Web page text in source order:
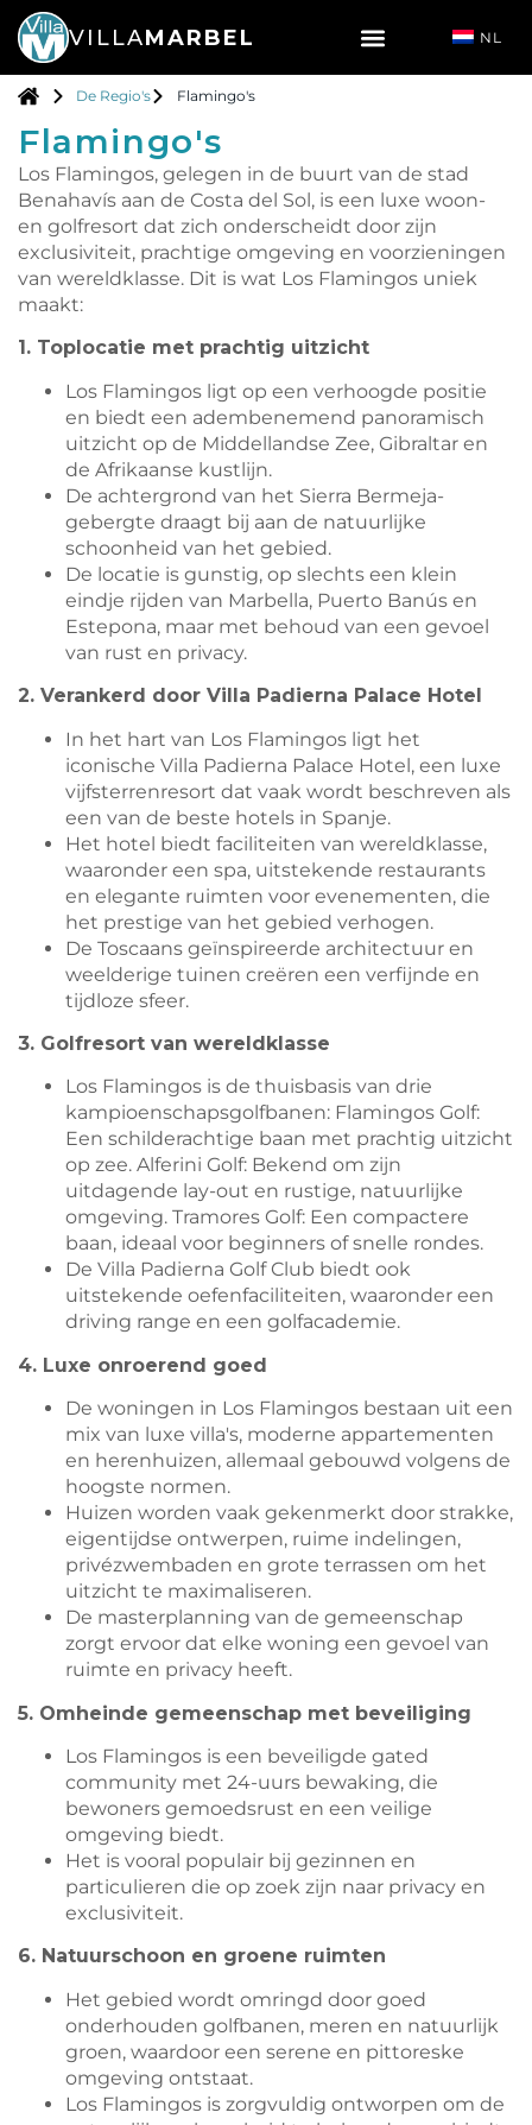
VILLAMARBEL NL
De Regio's Flamingo's
Flamingo's
Los Flamingos, gelegen in de buurt van de stad
Benahavís aan de Costa del Sol, is een luxe woon-
en golfresort dat zich onderscheidt door zijn
exclusiviteit, prachtige omgeving en voorzieningen
van wereldklasse. Dit is wat Los Flamingos uniek
maakt:
1. Toplocatie met prachtig uitzicht
Los Flamingos ligt op een verhoogde positie
en biedt een adembenemend panoramisch
uitzicht op de Middellandse Zee, Gibraltar en
de Afrikaanse kustlijn.
De achtergrond van het Sierra Bermeja-
gebergte draagt bij aan de natuurlijke
schoonheid van het gebied.
De locatie is gunstig, op slechts een klein
eindje rijden van Marbella, Puerto Banús en
Estepona, maar met behoud van een gevoel
van rust en privacy.
2. Verankerd door Villa Padierna Palace Hotel
In het hart van Los Flamingos ligt het
iconische Villa Padierna Palace Hotel, een luxe
vijfsterrenresort dat vaak wordt beschreven als
een van de beste hotels in Spanje.
Het hotel biedt faciliteiten van wereldklasse,
waaronder een spa, uitstekende restaurants
en elegante ruimten voor evenementen, die
het prestige van het gebied verhogen.
De Toscaans geïnspireerde architectuur en
weelderige tuinen creëren een verfijnde en
tijdloze sfeer.
3. Golfresort van wereldklasse
Los Flamingos is de thuisbasis van drie
kampioenschapsgolfbanen: Flamingos Golf:
Een schilderachtige baan met prachtig uitzicht
op zee. Alferini Golf: Bekend om zijn
uitdagende lay-out en rustige, natuurlijke
omgeving. Tramores Golf: Een compactere
baan, ideaal voor beginners of snelle rondes.
De Villa Padierna Golf Club biedt ook
uitstekende oefenfaciliteiten, waaronder een
driving range en een golfacademie.
4. Luxe onroerend goed
De woningen in Los Flamingos bestaan uit een
mix van luxe villa's, moderne appartementen
en herenhuizen, allemaal gebouwd volgens de
hoogste normen.
Huizen worden vaak gekenmerkt door strakke,
eigentijdse ontwerpen, ruime indelingen,
privézwembaden en grote terrassen om het
uitzicht te maximaliseren.
De masterplanning van de gemeenschap
zorgt ervoor dat elke woning een gevoel van
ruimte en privacy heeft.
5. Omheinde gemeenschap met beveiliging
Los Flamingos is een beveiligde gated
community met 24-uurs bewaking, die
bewoners gemoedsrust en een veilige
omgeving biedt.
Het is vooral populair bij gezinnen en
particulieren die op zoek zijn naar privacy en
exclusiviteit.
6. Natuurschoon en groene ruimten
Het gebied wordt omringd door goed
onderhouden golfbanen, meren en natuurlijk
groen, waardoor een serene en pittoreske
omgeving ontstaat.
Los Flamingos is zorgvuldig ontworpen om de